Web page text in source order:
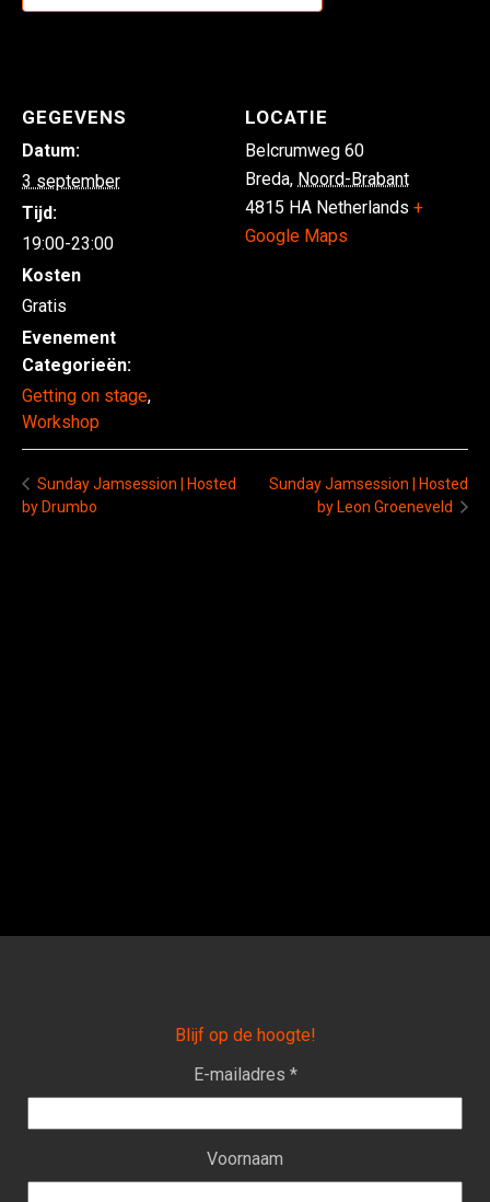
GEGEVENS
Datum:
3 september
Tijd:
19:00-23:00
Kosten
Gratis
Evenement
Categorieën:
Getting on stage,
Workshop
LOCATIE
Belcrumweg 60
Breda, Noord-Brabant
4815 HA Netherlands +
Google Maps
Sunday Jamsession | Hosted
by Drumbo
Sunday Jamsession | Hosted
by Leon Groeneveld
Blijf op de hoogte!
E-mailadres *
Voornaam